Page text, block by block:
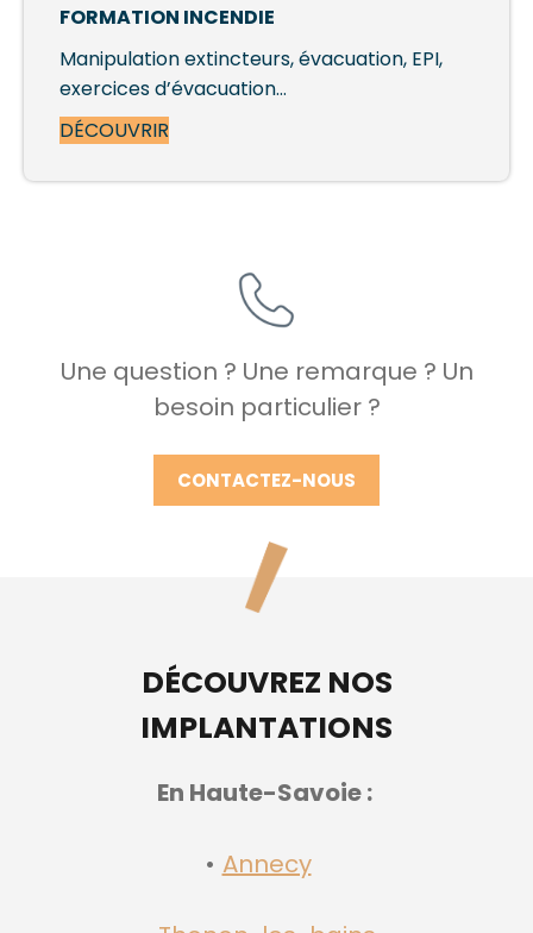
FORMATION INCENDIE
Manipulation extincteurs, évacuation, EPI,
exercices d’évacuation…
DÉCOUVRIR
Une question ? Une remarque ? Un
besoin particulier ?
CONTACTEZ-NOUS
DÉCOUVREZ NOS
IMPLANTATIONS
En Haute-Savoie :
Annecy